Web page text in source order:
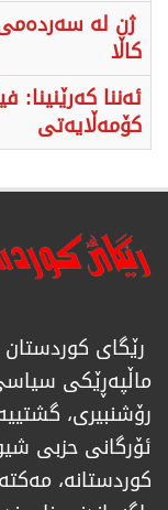
ژن لە سەردەمی
کاڵا
ئەننا
کۆمەڵایەتی
رێگای كوردستان
ماڵپەڕێكی
رۆشنبیری،
ئۆرگانی حزبی
كوردستانە،